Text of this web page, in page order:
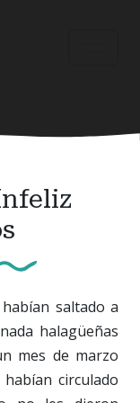
saltado a
halagüeñas
mes de marzo
circulado